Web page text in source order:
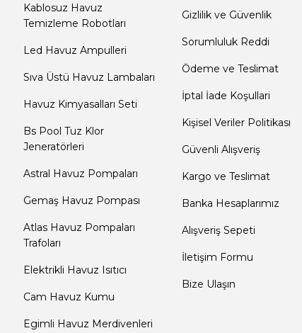
Tuz
Pompa
Dezenfeksiyon
Güvenlik
Kablosuz Havuz
Temizleme Robotları
Led Havuz Ampulleri
Sıva Üstü Havuz Lambaları
Havuz Kimyasalları Seti
Bs Pool Tuz Klor
Jeneratörleri
Astral Havuz Pompaları
Gemaş Havuz Pompası
Atlas Havuz Pompaları
Trafoları
Elektrikli Havuz Isıtıcı
Cam Havuz Kumu
Egimli Havuz Merdivenleri
Gizlilik ve Güvenlik
Sorumluluk Reddi
Ödeme ve Teslimat
İptal İade Koşullari
Kişisel Veriler Politikası
Güvenli Alışveriş
Kargo ve Teslimat
Banka Hesaplarımız
Alışveriş Sepeti
İletişim Formu
Bize Ulaşın